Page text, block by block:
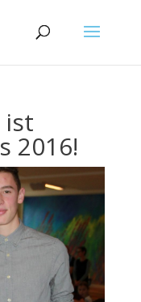
ist
2016!